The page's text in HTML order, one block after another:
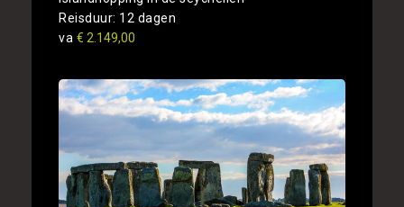
Reisduur: 12 dagen
va € 2.149,00